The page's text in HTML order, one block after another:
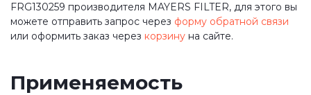
FRG130259 производителя MAYERS FILTER, для этого вы
можете отправить запрос через форму обратной связи
или оформить заказ через корзину на сайте.
Применяемость